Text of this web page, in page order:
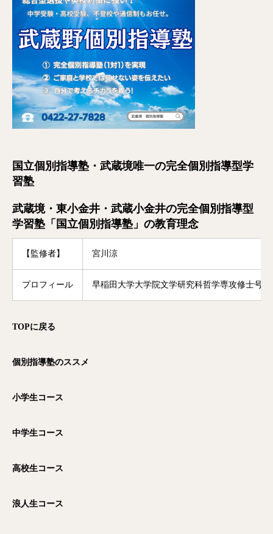
国立個別指導塾・武蔵境唯一の完全個別指導型学
習塾
武蔵境・東小金井・武蔵小金井の完全個別指導型
学習塾「国立個別指導塾」の教育理念
【監修者】 宮川涼
プロフィール 早稲田大学大学院文学研究科哲学専攻修士号
TOPに戻る
個別指導塾のススメ
小学生コース
中学生コース
高校生コース
浪人生コース